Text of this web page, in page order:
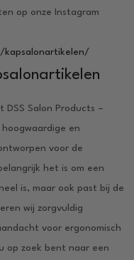
op onze Instagram
kapsalonartikelen/
Salon Products –
en
voor de
het is om een
is, maar ook past bij de
wij zorgvuldig
voor ergonomisch
op zoek bent naar een